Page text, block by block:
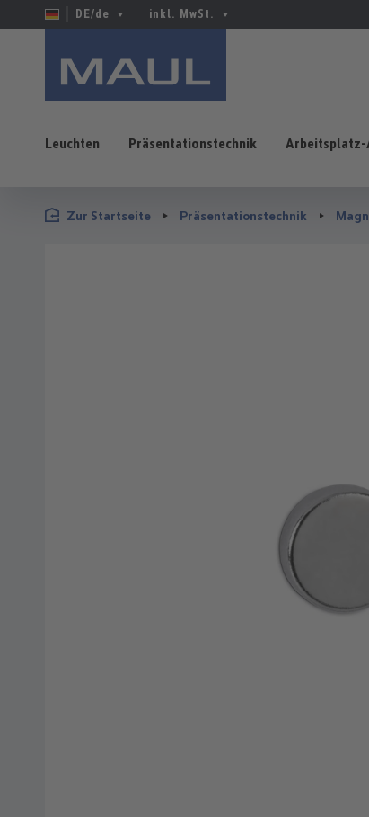
Hauptinhalt springen
Zur Suche springen
Zur Hauptnavigation springen
DE/de inkl. MwSt.
Leuchten Präsentationstechnik Arbeitsplatz-
Zur Startseite Präsentationstechnik